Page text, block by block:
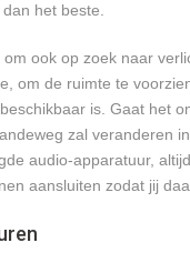
het beste.
ook op zoek naar
om de ruimte te
is. Gaat het
zal veranderen
audio-apparatuur,
aansluiten zodat jij